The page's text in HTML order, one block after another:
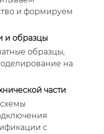
и формируем
и образцы
образцы,
на
части
с